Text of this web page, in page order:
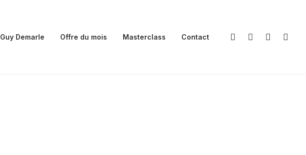
Guy Demarle Offre du mois Masterclass Contact